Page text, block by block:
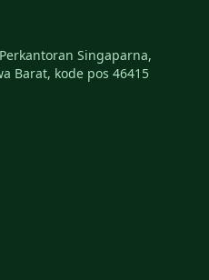
Singaparna,
Barat, kode pos 46415